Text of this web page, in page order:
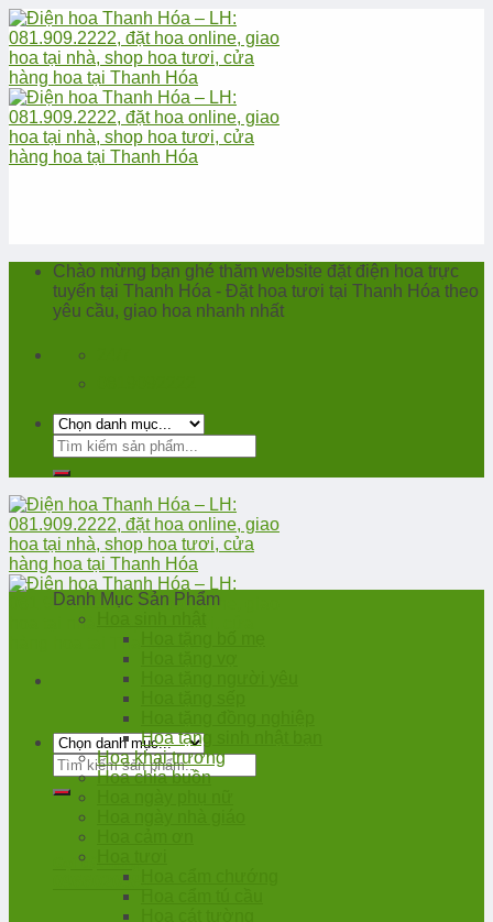
Skip
to
content
Chào mừng bạn ghé thăm website đặt điện hoa trực
tuyến tại Thanh Hóa - Đặt hoa tươi tại Thanh Hóa theo
yêu cầu, giao hoa nhanh nhất
Tìm
kiếm:
Tìm
kiếm:
Gọi đặt hàng
0966020388
Danh Mục Sản Phẩm
Hoa tặng sinh nhật bạn
Hoa khai trương
Hoa chia buồn